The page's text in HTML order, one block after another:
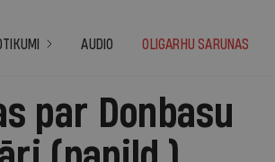
AUDIO OLIGARHU SARUNAS
par Donbasu